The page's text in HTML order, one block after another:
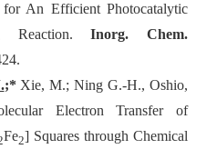
An Efficient Photocatalytic
Reaction.Inorg. Chem.
;* Xie, M.; Ning G.-H., Oshio,
Electron Transfer of
Fe2] Squares through Chemical